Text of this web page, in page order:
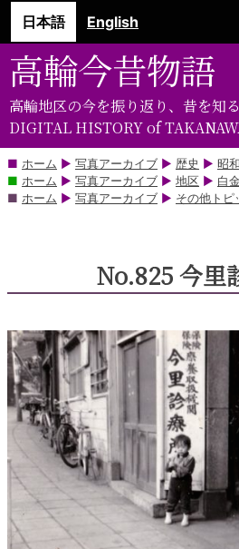
ン
ツ
部
に
ス
キ
日本語 English
高輪今昔物語
高輪地区の今を振り返り、昔を知る
DIGITAL HISTORY of
ホーム ▶ 写真アーカイブ ▶ 歴史 ▶ 昭和
ホーム ▶ 写真アーカイブ ▶ 地区 ▶ 白
ホーム ▶ 写真アーカイブ ▶ その他トピ
No.825 今里